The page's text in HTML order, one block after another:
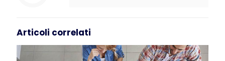
Articoli correlati